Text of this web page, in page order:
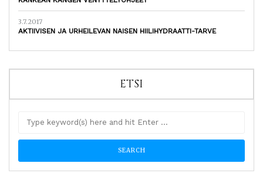
3.7.2017
AKTIIVISEN JA URHEILEVAN NAISEN HIILIHYDRAATTI-TARVE
ETSI